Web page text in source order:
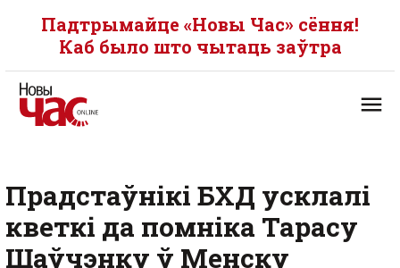
Падтрымайце «Новы Час» сёння!
Каб было што чытаць заўтра
Прадстаўнікі БХД усклалі
кветкі да помніка Тарасу
Шаўчэнку ў Менску